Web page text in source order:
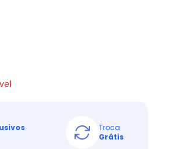
Troca
Grátis